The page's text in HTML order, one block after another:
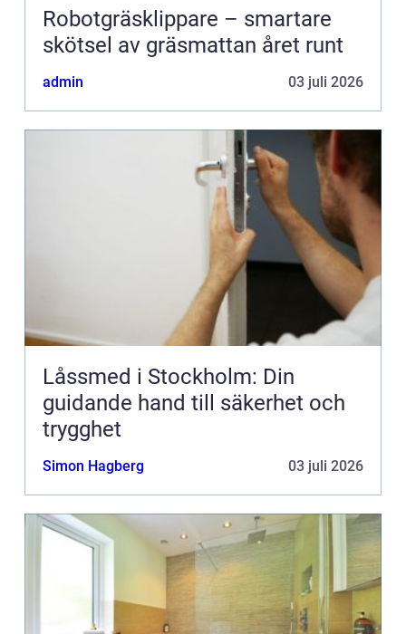
Robotgräsklippare – smartare
skötsel av gräsmattan året runt
admin 03 juli 2026
Låssmed i Stockholm: Din
guidande hand till säkerhet och
trygghet
Simon Hagberg 03 juli 2026